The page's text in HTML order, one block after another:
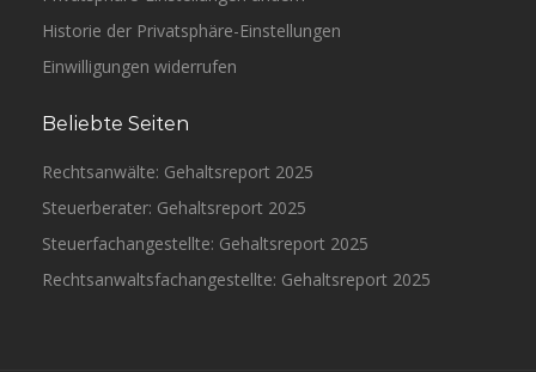
Historie der Privatsphäre-Einstellungen
Einwilligungen widerrufen
Beliebte Seiten
Rechtsanwälte: Gehaltsreport 2025
Steuerberater: Gehaltsreport 2025
Steuerfachangestellte: Gehaltsreport 2025
Rechtsanwaltsfachangestellte: Gehaltsreport 2025